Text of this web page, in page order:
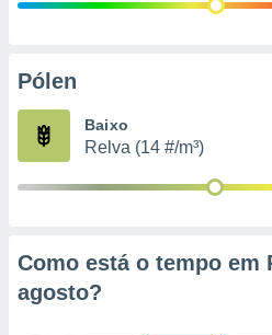
e
de
Pólen
Baixo
Relva (14 #/m³)
Como está o tempo em
agosto?